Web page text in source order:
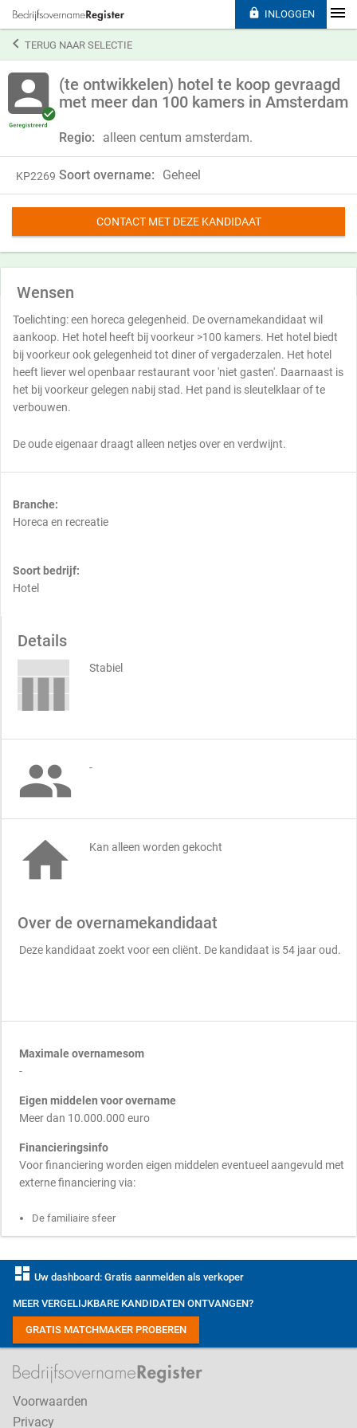
TERUG NAAR SELECTIE
(te ontwikkelen) hotel te koop gevraagd
met meer dan 100 kamers in Amsterdam
Regio: alleen centum amsterdam.
KP2269 Soort overname: Geheel
CONTACT MET DEZE KANDIDAAT
Wensen
Toelichting: een horeca gelegenheid. De overnamekandidaat wil
aankoop. Het hotel heeft bij voorkeur >100 kamers. Het hotel biedt
bij voorkeur ook gelegenheid tot diner of vergaderzalen. Het hotel
heeft liever wel openbaar restaurant voor 'niet gasten'. Daarnaast is
het bij voorkeur gelegen nabij stad. Het pand is sleutelklaar of te
verbouwen.
De oude eigenaar draagt alleen netjes over en verdwijnt.
Branche:
Horeca en recreatie
Soort bedrijf:
Hotel
Details
Stabiel
 -
 Kan alleen worden gekocht
Over de overnamekandidaat
Deze kandidaat zoekt voor een cliënt. De kandidaat is 54 jaar oud.
Maximale overnamesom
-
Eigen middelen voor overname
Meer dan 10.000.000 euro
Financieringsinfo
Voor financiering worden eigen middelen eventueel aangevuld met
externe financiering via:
De familiaire sfeer
 INLOGGEN
dashboard Uw dashboard: Gratis aanmelden als verkoper
MEER VERGELIJKBARE KANDIDATEN ONTVANGEN?
GRATIS MATCHMAKER PROBEREN
Voorwaarden
Privacy